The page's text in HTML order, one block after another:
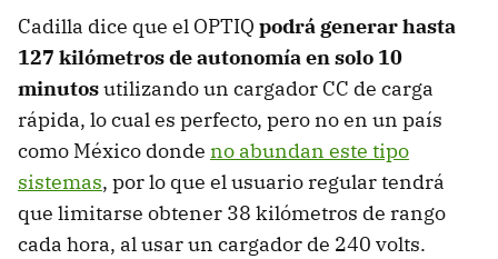
Cadilla dice que el OPTIQ podrá generar hasta
127 kilómetros de autonomía en solo 10
minutosutilizando un cargador CC de carga
rápida, lo cual es perfecto, pero no en un país
como México donde no abundan este tipo
sistemas, por lo que el usuario regular tendrá
que limitarse obtener 38 kilómetros de rango
cada hora, al usar un cargador de 240 volts.